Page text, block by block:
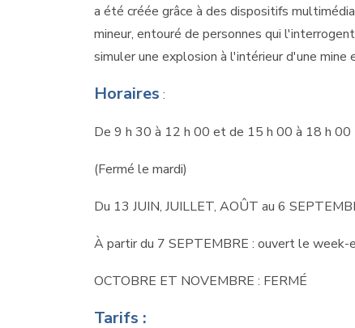
a été créée grâce à des dispositifs
mineur, entouré de personnes qui
simuler une explosion à l'intérieur d'une mine
Horaires :
De 9 h 30 à 12 h 00 et de 15 h 00 à 18 h 00
(Fermé le mardi)
Du 13 JUIN, JUILLET, AOÛT au 6
À partir du 7 SEPTEMBRE : ouvert le week-
OCTOBRE ET NOVEMBRE : FERMÉ
Tarifs :